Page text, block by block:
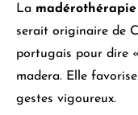
La madérothérapie
serait originaire de
portugais pour dire
madera. Elle
gestes vigoureux.